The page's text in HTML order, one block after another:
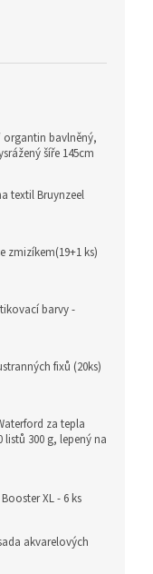
bavlněný,
šíře 145cm
textil Bruynzeel
zmizíkem(19+1 ks)
barvy -
fixů (20ks)
za tepla
listů 300 g, lepený na
XL - 6 ks
akvarelových